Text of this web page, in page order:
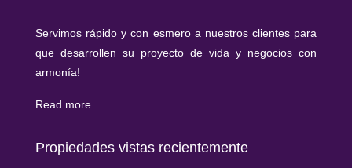
Servimos rápido y con esmero a nuestros clientes para
que desarrollen su proyecto de vida y negocios con
armonía!
Read more
Propiedades vistas recientemente